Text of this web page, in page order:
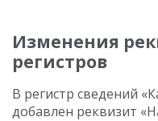
Изменения
регистров
В регистр сведений
добавлен реквизит